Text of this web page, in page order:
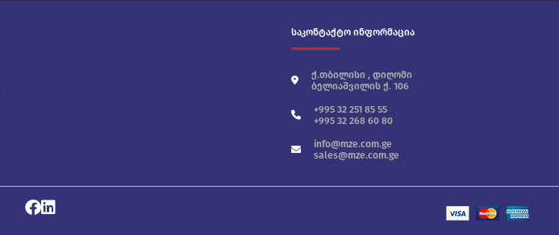
საკონტაქტო ინფორმაცია
ქ.თბილისი , დიღომი
ბელიაშვილის ქ. 106
+995 32 251 85 55
+995 32 268 60 80
info@mze.com.ge
sales@mze.com.ge